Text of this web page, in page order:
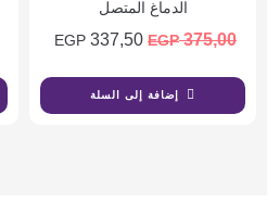
الدماغ المتصل
375,00
EGP
337,50
EGP
إضافة إلى السلة